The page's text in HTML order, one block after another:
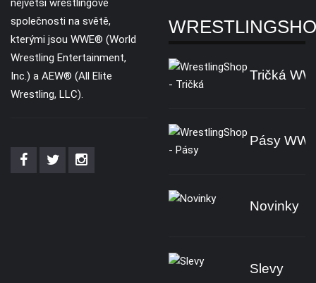
společnosti na světě,
kterými jsou WWE® (World
Wrestling Entertainment,
Inc.) a AEW® (All Elite
Wrestling, LLC).
Tričká
Pásy
Novinky
Slevy